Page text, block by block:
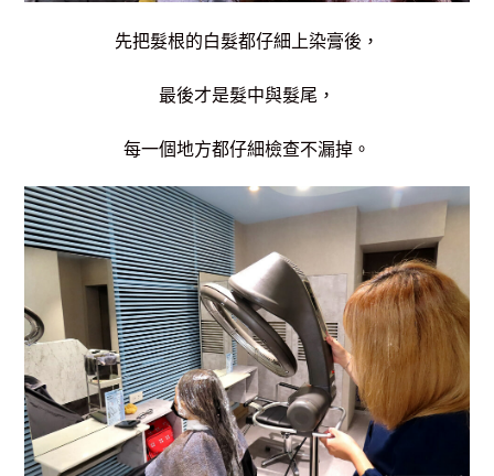
先把髮根的白髮都仔細上染膏後，
最後才是髮中與髮尾，
每一個地方都仔細檢查不漏掉。